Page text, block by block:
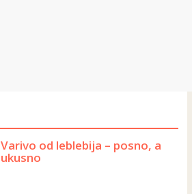
Varivo od leblebija – posno, a
ukusno